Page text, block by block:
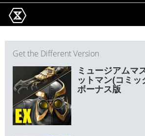
Get the Different Version
ミュージアムマ
ットマン(コミ
ボーナス版